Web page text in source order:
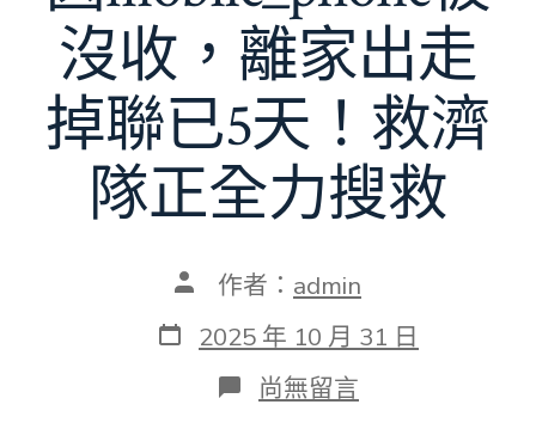
沒收，離家出走
掉聯已5天！救濟
隊正全力搜救
文
作
者
作者： admin
發
表
2025 年 10 月 31 日
在
〈緊
尚無留言